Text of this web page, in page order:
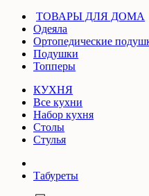
ТОВАРЫ ДЛЯ ДОМА
Одеяла
Ортопедические
Подушки
Топперы
КУХНЯ
Все кухни
Набор кухня
Столы
Стулья
Табуреты